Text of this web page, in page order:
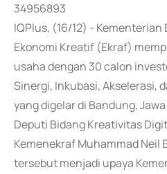
34956893
IQPlus, (16/12) -
Ekonomi Kreatif (Ekraf)
usaha dengan 30 calon
Sinergi, Inkubasi, Akselerasi,
yang digelar di Bandung,
Deputi Bidang Kreativitas
Kemenekraf Muhammad Neil
tersebut menjadi upaya